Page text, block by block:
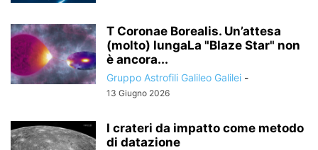
T Coronae Borealis. Un’attesa
(molto) lungaLa "Blaze Star" non
è ancora...
Gruppo Astrofili Galileo Galilei -
13 Giugno 2026
I crateri da impatto come metodo
di datazione